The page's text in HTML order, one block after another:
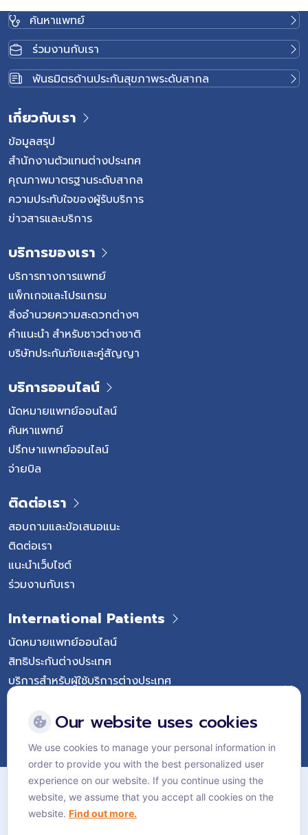
รุนแรง และแนวทางการรักษาจะแตกต่างกันตามชนิดของมะเร็ง
เม็ดเลือดขาว รวมถึงสุขภาพโดยรวมของผู้ป่วยแต่ละราย
มะเร็งเม็ดเลือดขาวมีกี่ประเภท โดยทั่วไป มะเร็งเม็ดเลือดขาว
สามารถแบ่งตามลักษณะการดำเนินโรคได้เป็น 2 กลุ่มหลัก
มะเร็งเม็ดเลือดขาวชนิดเฉียบพลัน (Acute Leukemia) เป็น
ชนิดที่เซลล์มะเร็งเพิ่มจำนวนอย่างรวดเร็ว อาการมักเกิดขึ้น
ภายในระยะเวลาไม่นาน ผู้ป่วยมักมีอาการชัดเจนและจำเป็นต้อง
ได้รับการรักษาอย่างรวดเร็ว มะเร็งเม็ดเลือดขาวชนิดเรื้อรัง
(Chronic Leukemia) เป็นชนิดที่ดำเนินโรคค่อนข้างช้า ผู้ป่วย
บางรายอาจยังไม่มีอาการผิดปกติในระยะแรก และตรวจพบจาก
การตรวจเลือดหรือการตรวจสุขภาพประจำปี อาการของ มะเร็ง
เม็ดเลือดขาว อาการของมะเร็งเม็ดเลือดขาวอาจค่อย ๆ เกิด
ขึ้นหรือเกิดขึ้นอย่างรวดเร็ว ขึ้นอยู่กับชนิดของโรค ภาวะเม็ด
เลือดแดงลดลงทำให้ร่างกายได้รับออกซิเจนไม่เพียงพอ ส่งผล
จำนวนเม็ดเลือดขาวอาจสูงขึ้น แต่เซลล์เหล่านั้นไม่สามารถทำ
หน้าที่ป้องกันเชื้อโรคได้อย่างมีประสิทธิภาพ เมื่อเกล็ดเลือดลด
ลง ผู้ป่วยอาจมีเลือดกำเดาไหล เลือดออกตามไรฟัน หรือมีจุด
เลือดออกใต้ผิวหนังได้ง่าย […]
ค้นหาแพทย์
ร่วมงานกับเรา
พันธมิตรด้านประกันสุขภาพระดับสากล
เกี่ยวกับเรา
ข้อมูลสรุป
สำนักงานตัวแทนต่างประเทศ
คุณภาพมาตรฐานระดับสากล
ความประทับใจของผู้รับบริการ
ข่าวสารและบริการ
บริการของเรา
บริการทางการแพทย์
แพ็กเกจและโปรแกรม
สิ่งอำนวยความสะดวกต่างๆ
คำแนะนำ สำหรับชาวต่างชาติ
บริษัทประกันภัยและคู่สัญญา
บริการออนไลน์
นัดหมายแพทย์ออนไลน์
ค้นหาแพทย์
ปรึกษาแพทย์ออนไลน์
จ่ายบิล
ติดต่อเรา
สอบถามและข้อเสนอแนะ
ติดต่อเรา
แนะนำเว็บไซต์
ร่วมงานกับเรา
International Patients
นัดหมายแพทย์ออนไลน์
สิทธิประกันต่างประเทศ
บริการสำหรับผู้ใช้บริการต่างประเทศ
Follow Vejthani International Hospital
แผนผังเว็บไซต์
นโยบายส่วนบุคคล
Our website uses cookies
We use cookies to manage your personal information in
order to provide you with the best personalized user
experience on our website. If you continue using the
website, we assume that you accept all cookies on the
website. Find out more.